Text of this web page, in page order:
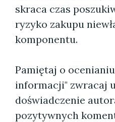
skraca czas
ryzyko zakupu
komponentu.
Pamiętaj o
informacji" zwracaj
doświadczenie
pozytywnych